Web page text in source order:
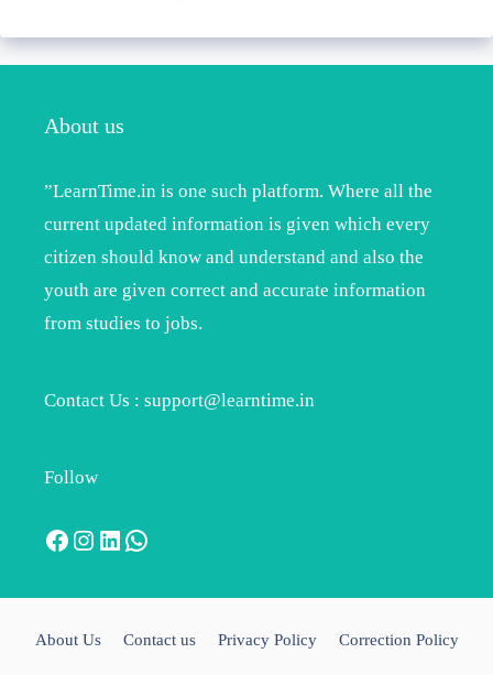
About us
”LearnTime.in is one such platform. Where all the
current updated information is given which every
citizen should know and understand and also the
youth are given correct and accurate information
from studies to jobs.
Contact Us : support@learntime.in
Follow
Facebook
Instagram
LinkedIn
WhatsApp
About Us Contact us Privacy Policy Correction Policy